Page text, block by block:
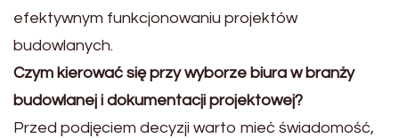
efektywnym funkcjonowaniu projektów
budowlanych.
Czym kierować się przy wyborze biura w branży
budowlanej i dokumentacji projektowej?
Przed podjęciem decyzji warto mieć świadomość,